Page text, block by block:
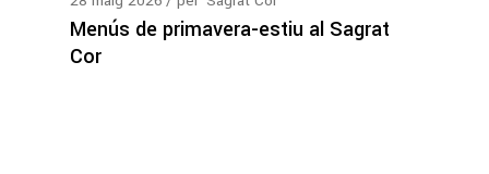
Menús de primavera-estiu al Sagrat
Cor